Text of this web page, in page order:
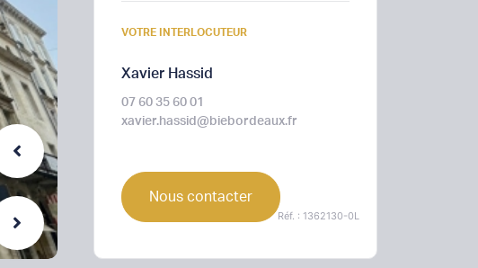
VOTRE INTERLOCUTEUR
Xavier Hassid
07 60 35 60 01
xavier.hassid@biebordeaux.fr
Nous contacter
Réf. : 1362130-0L